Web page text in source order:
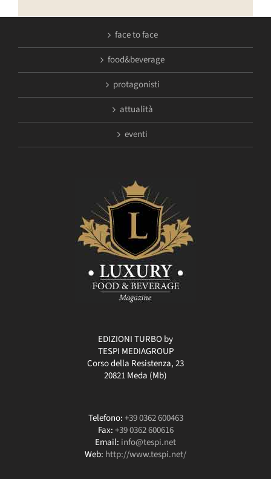
face to face
food&beverage
protagonisti
attualità
eventi
EDIZIONI TURBO by
TESPI MEDIAGROUP
Corso della Resistenza, 23
20821 Meda (Mb)
Telefono:+39 0362 600463
Fax:+39 0362 600616
Email: info@tespi.net
Web: http://www.tespi.net/